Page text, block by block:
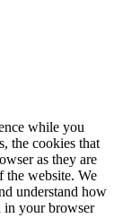
while you
the cookies that
as they are
the website. We
understand how
in your browser